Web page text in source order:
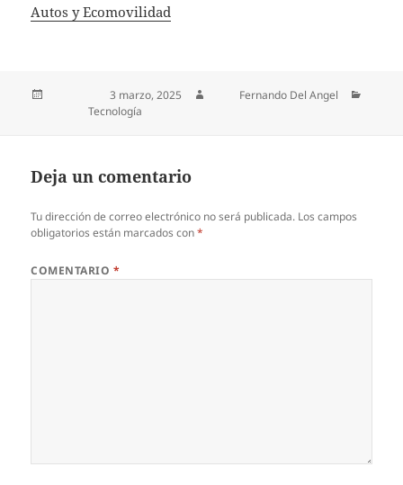
In relation to
Autos y Ecomovilidad
Publicado el3 marzo, 2025
Fernando Del Angel
CategoríasTecnología
Deja un comentario
Tu dirección de correo electrónico no será publicada. Los campos
obligatorios están marcados con*
COMENTARIO *